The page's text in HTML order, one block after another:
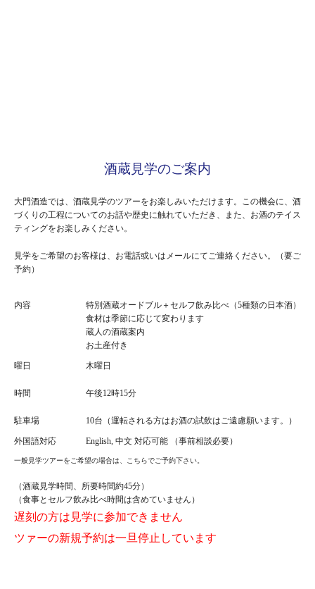
酒蔵見学のご案内
大門酒造では、酒蔵見学のツアーをお楽しみいただけます。この機会に、酒
づくりの工程についてのお話や歴史に触れていただき、また、お酒のテイス
ティングをお楽しみください。
見学をご希望のお客様は、お電話或いはメールにてご連絡ください。（要ご
予約）
内容
特別酒蔵オードブル＋セルフ飲み比べ（5種類の日本酒）
食材は季節に応じて変わります
蔵人の酒蔵案内
お土産付き
曜日 木曜日
時間 午後12時15分
駐車場 10台（運転される方はお酒の試飲はご遠慮願います。）
外国語対応 English, 中文 対応可能 （事前相談必要）
一般見学ツアーをご希望の場合は、こちらでご予約下さい。
（酒蔵見学時間、所要時間約45分）
（食事とセルフ飲み比べ時間は含めていません）
遅刻の方は見学に参加できません
ツァーの新規予約は一旦停止しています